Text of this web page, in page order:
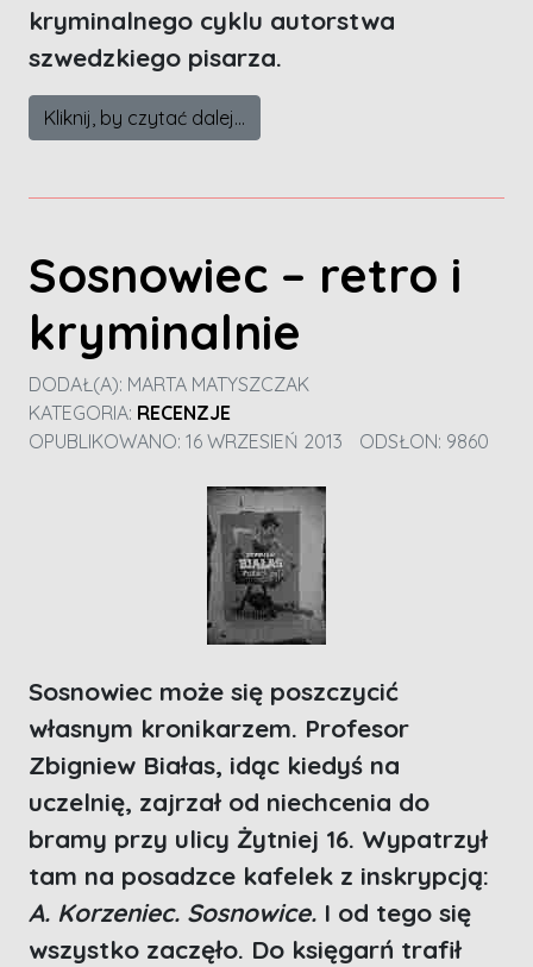
kryminalnego cyklu autorstwa
szwedzkiego pisarza.
Kliknij, by czytać dalej...
Sosnowiec – retro i
kryminalnie
DODAŁ(A): MARTA MATYSZCZAK
KATEGORIA: RECENZJE
OPUBLIKOWANO: 16 WRZESIEŃ 2013
ODSŁON: 9860
Sosnowiec może się poszczycić
własnym kronikarzem. Profesor
Zbigniew Białas, idąc kiedyś na
uczelnię, zajrzał od niechcenia do
bramy przy ulicy Żytniej 16. Wypatrzył
tam na posadzce kafelek z inskrypcją:
A. Korzeniec. Sosnowice. I od tego się
wszystko zaczęło. Do księgarń trafił